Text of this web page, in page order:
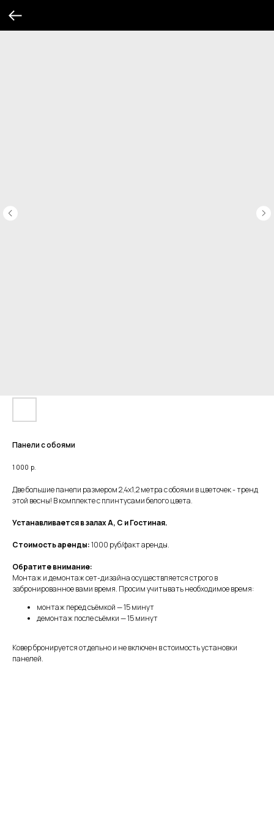
Панели с обоями
1 000 р.
Две большие панели размером 2,4х1,2 метра с обоями в цветочек - тренд
этой весны! В комплекте с плинтусами белого цвета.
Устанавливается в залах А, С и Гостиная.
Стоимость аренды:1000 руб/факт аренды.
Обратите внимание:
Монтаж и демонтаж сет-дизайна осуществляется строго в
забронированное вами время. Просим учитывать необходимое время:
монтаж перед съёмкой — 15 минут
демонтаж после съёмки — 15 минут
Ковер бронируется отдельно и не включен в стоимость установки
панелей.